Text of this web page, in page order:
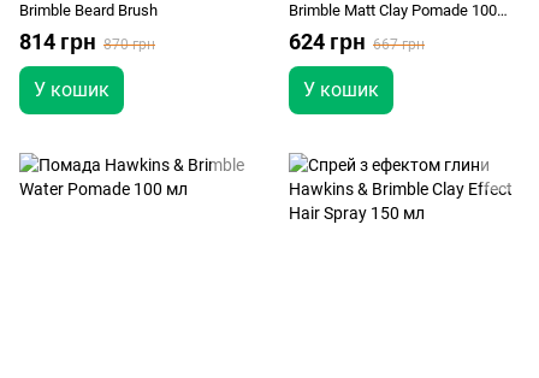
Brimble Beard Brush
814 грн 870 грн
У кошик
Brimble Matt Clay Pomade 100
мл
624 грн 667 грн
У кошик